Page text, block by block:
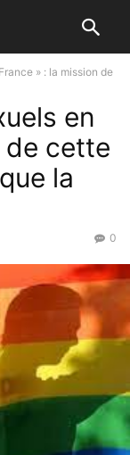
» : la mission de
en
de cette
la
0